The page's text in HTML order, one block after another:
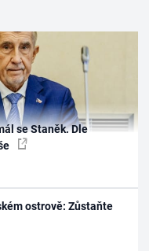
se Staněk. Dle
ostrově: Zůstaňte